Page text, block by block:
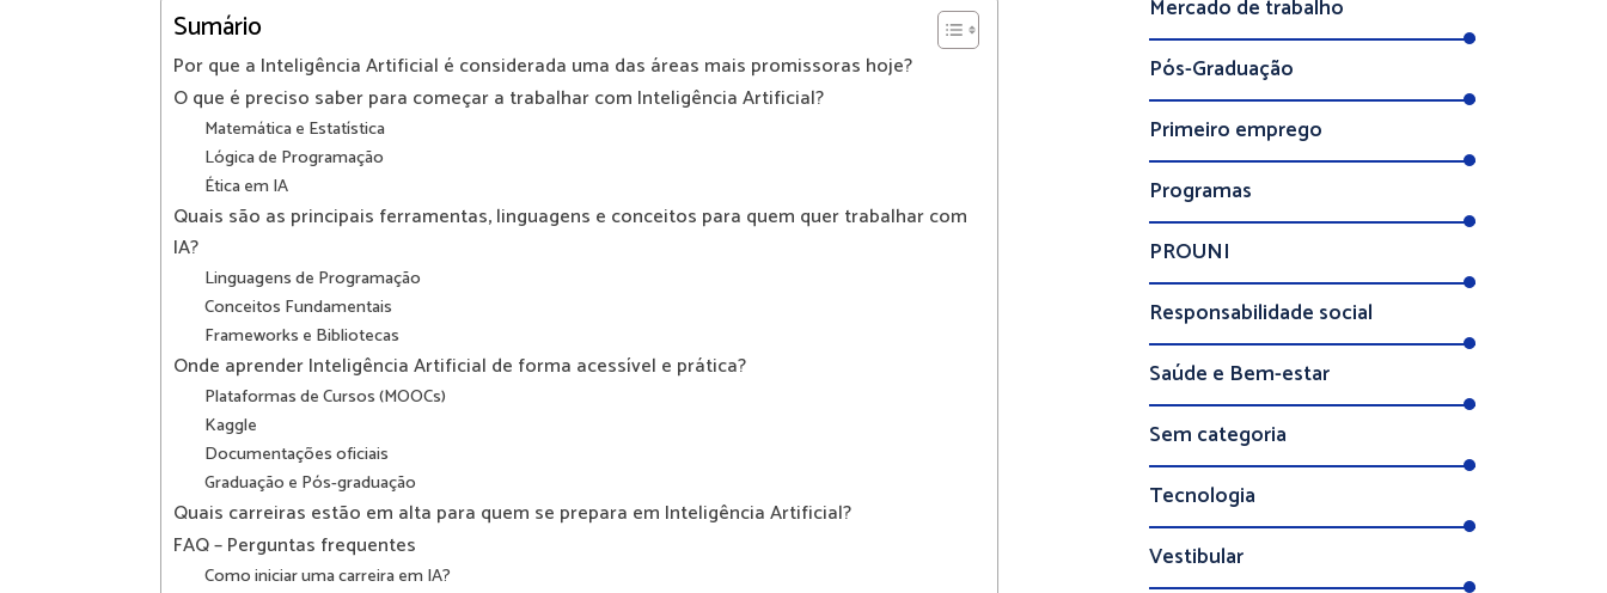
Sumário
Por que a Inteligência Artificial é considerada uma das áreas mais promissoras hoje?
O que é preciso saber para começar a trabalhar com Inteligência Artificial?
Matemática e Estatística
Lógica de Programação
Ética em IA
Quais são as principais ferramentas, linguagens e conceitos para quem quer trabalhar com
IA?
Linguagens de Programação
Conceitos Fundamentais
Frameworks e Bibliotecas
Onde aprender Inteligência Artificial de forma acessível e prática?
Plataformas de Cursos (MOOCs)
Kaggle
Documentações oficiais
Graduação e Pós-graduação
Quais carreiras estão em alta para quem se prepara em Inteligência Artificial?
FAQ – Perguntas frequentes
Como iniciar uma carreira em IA?
Mercado de trabalho
Pós-Graduação
Primeiro emprego
Programas
PROUNI
Responsabilidade social
Saúde e Bem-estar
Sem categoria
Tecnologia
Vestibular